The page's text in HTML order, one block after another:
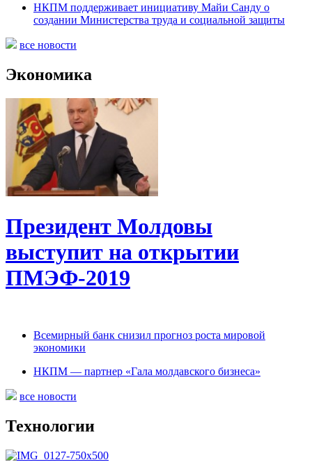
НКПМ поддерживает инициативу Майи Санду о
создании Министерства труда и социальной защиты
все новости
Экономика
Президент Молдовы
выступит на открытии
ПМЭФ-2019
Всемирный банк снизил прогноз роста мировой
экономики
НКПМ — партнер «Гала молдавского бизнеса»
все новости
Технологии